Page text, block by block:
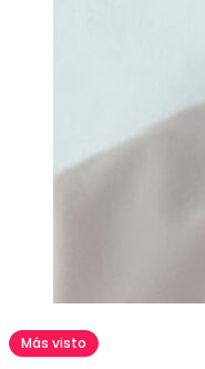
Más visto